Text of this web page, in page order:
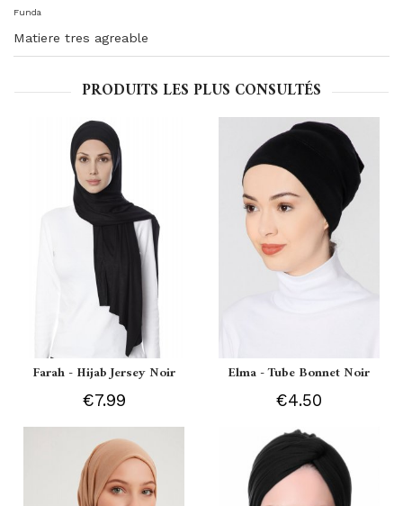
Funda
Matiere tres agreable
PRODUITS LES PLUS CONSULTÉS
Farah - Hijab Jersey Noir
€7.99
Elma - Tube Bonnet Noir
€4.50